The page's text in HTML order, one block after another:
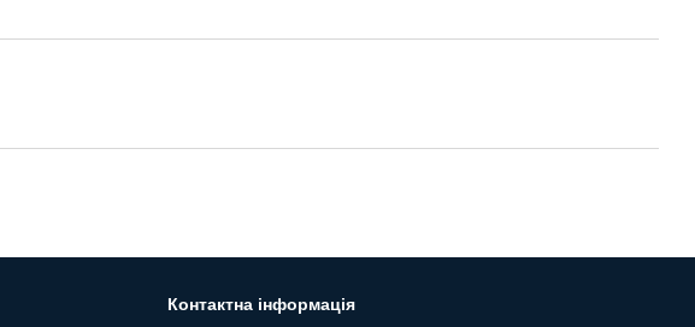
Контактна інформація